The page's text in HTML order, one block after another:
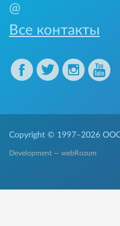
@
Все контакты
Copyright © 1997–2026 ООО
Development — webRozum